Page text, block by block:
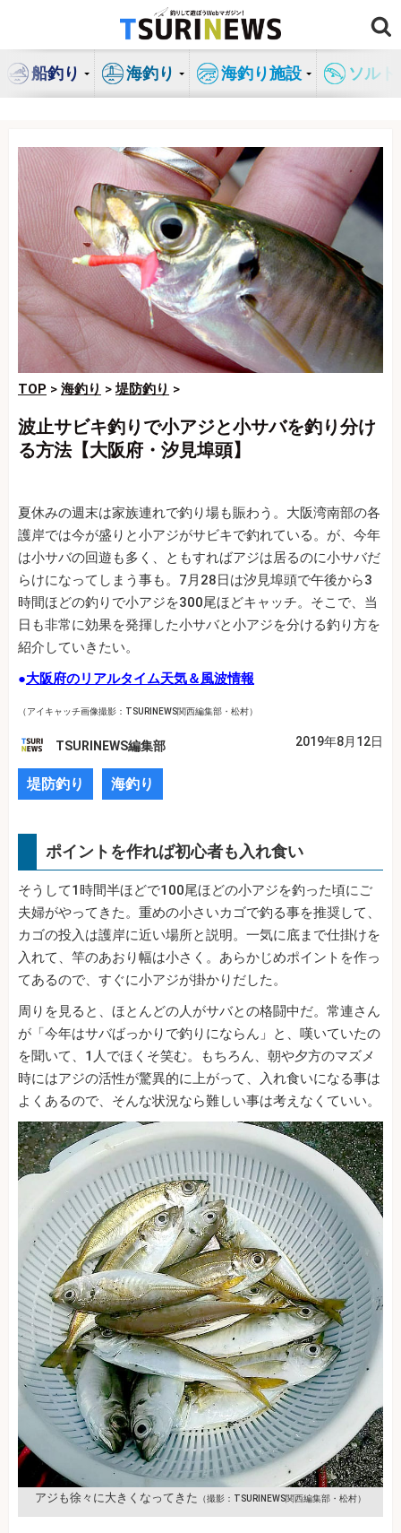
ン
船釣り 海釣り 海釣り施設 ソル
TOP > 海釣り >堤防釣り >
波止サビキ釣りで小アジと小サバを釣り分け
る方法【大阪府・汐見埠頭】
夏休みの週末は家族連れで釣り場も賑わう。大阪湾南部の各
護岸では今が盛りと小アジがサビキで釣れている。が、今年
は小サバの回遊も多く、ともすればアジは居るのに小サバだ
らけになってしまう事も。7月28日は汐見埠頭で午後から3
時間ほどの釣りで小アジを300尾ほどキャッチ。そこで、当
日も非常に効果を発揮した小サバと小アジを分ける釣り方を
紹介していきたい。
●大阪府のリアルタイム天気＆風波情報
（アイキャッチ画像撮影：TSURINEWS関西編集部・松村）
TSURINEWS編集部 2019年8月12日
堤防釣り 海釣り
ポイントを作れば初心者も入れ食い
そうして1時間半ほどで100尾ほどの小アジを釣った頃にご
夫婦がやってきた。重めの小さいカゴで釣る事を推奨して、
カゴの投入は護岸に近い場所と説明。一気に底まで仕掛けを
入れて、竿のあおり幅は小さく。あらかじめポイントを作っ
てあるので、すぐに小アジが掛かりだした。
周りを見ると、ほとんどの人がサバとの格闘中だ。常連さん
が「今年はサバばっかりで釣りにならん」と、嘆いていたの
を聞いて、1人でほくそ笑む。もちろん、朝や夕方のマズメ
時にはアジの活性が驚異的に上がって、入れ食いになる事は
よくあるので、そんな状況なら難しい事は考えなくていい。
アジも徐々に大きくなってきた （撮影：TSURINEWS関西編集部・松村）